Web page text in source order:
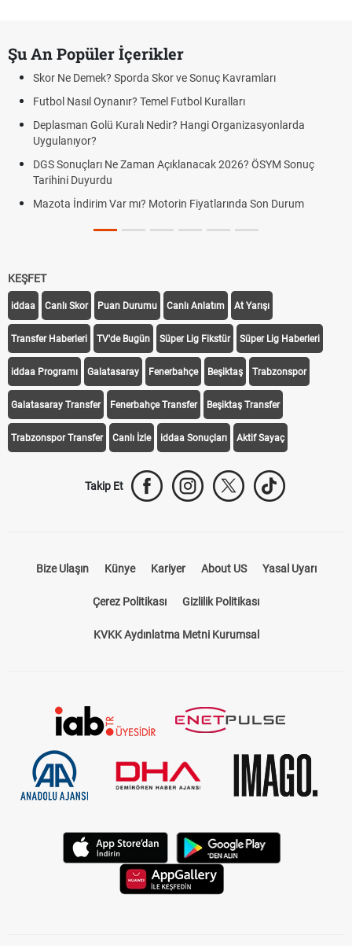
Şu An Popüler İçerikler
Skor Ne Demek? Sporda Skor ve Sonuç Kavramları
Futbol Nasıl Oynanır? Temel Futbol Kuralları
Deplasman Golü Kuralı Nedir? Hangi Organizasyonlarda
Uygulanıyor?
DGS Sonuçları Ne Zaman Açıklanacak 2026? ÖSYM Sonuç
Tarihini Duyurdu
Mazota İndirim Var mı? Motorin Fiyatlarında Son Durum
KEŞFET
iddaa Canlı Skor Puan Durumu Canlı Anlatım At Yarışı
Transfer Haberleri TV'de Bugün Süper Lig Fikstür Süper Lig Haberleri
iddaa Programı Galatasaray Fenerbahçe Beşiktaş Trabzonspor
Galatasaray Transfer Fenerbahçe Transfer Beşiktaş Transfer
Trabzonspor Transfer Canlı İzle iddaa Sonuçları Aktif Sayaç
Takip Et
Bize Ulaşın Künye Kariyer About US Yasal Uyarı
Çerez Politikası Gizlilik Politikası
KVKK Aydınlatma Metni Kurumsal